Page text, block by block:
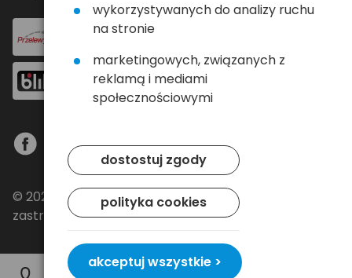
© 2024 Baltrade sp. z o.o. - Wszelkie prawa
zastrzeżone.
wykorzystywanych do analizy ruchu
na stronie
marketingowych, związanych z
reklamą i mediami
społecznościowymi
dostostuj zgody
polityka cookies
akceptuj wszystkie >